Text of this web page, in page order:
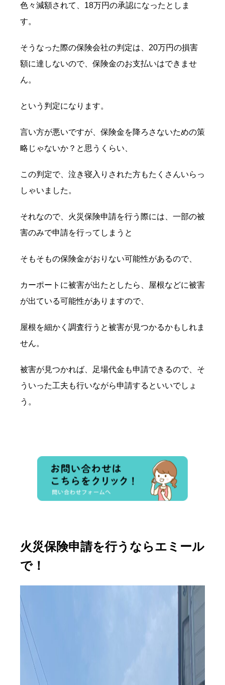
色々減額されて、18万円の承認になったとしま
す。
そうなった際の保険会社の判定は、20万円の損害
額に達しないので、保険金のお支払いはできませ
ん。
という判定になります。
言い方が悪いですが、保険金を降ろさないための策
略じゃないか？と思うくらい、
この判定で、泣き寝入りされた方もたくさんいらっ
しゃいました。
それなので、火災保険申請を行う際には、一部の被
害のみで申請を行ってしまうと
そもそもの保険金がおりない可能性があるので、
カーポートに被害が出たとしたら、屋根などに被害
が出ている可能性がありますので、
屋根を細かく調査行うと被害が見つかるかもしれま
せん。
被害が見つかれば、足場代金も申請できるので、そ
ういった工夫も行いながら申請するといいでしょ
う。
火災保険申請を行うならエミール
で！